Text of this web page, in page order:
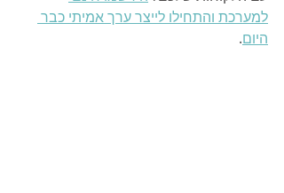
למערכת והתחילו לייצר ערך אמיתי כבר
היום.